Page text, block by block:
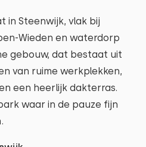
in Steenwijk, vlak bij
Wieden en waterdorp
gebouw, dat bestaat uit
van ruime werkplekken,
een heerlijk dakterras.
waar in de pauze fijn